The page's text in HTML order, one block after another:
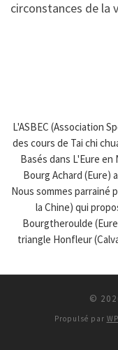
circonstances de la
L'ASBEC (Association
des cours de Tai chi
Basés dans L'Eure
Bourg Achard (Eure)
Nous sommes parrainé
la Chine) qui
Bourgtheroulde
triangle Honfleur
©
Propulsé par WP